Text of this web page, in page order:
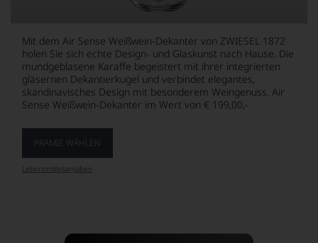
Mit dem Air Sense Weißwein-Dekanter von ZWIESEL 1872
holen Sie sich echte Design- und Glaskunst nach Hause. Die
mundgeblasene Karaffe begeistert mit ihrer integrierten
gläsernen Dekantierkugel und verbindet elegantes,
skandinavisches Design mit besonderem Weingenuss. Air
Sense Weißwein-Dekanter im Wert von € 199,00,-
PRÄMIE WÄHLEN
Lebensmittel­angaben